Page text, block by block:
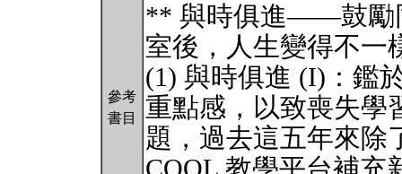
參考
書目
** 與時俱進——鼓勵
室後，人生變得不一
(1) 與時俱進 (I)：鑑
重點感，以致喪失學
題，過去這五年來除